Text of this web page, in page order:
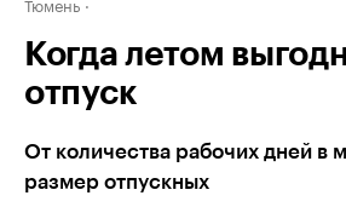
Когда летом
отпуск
От количества рабочих дней в
размер отпускных